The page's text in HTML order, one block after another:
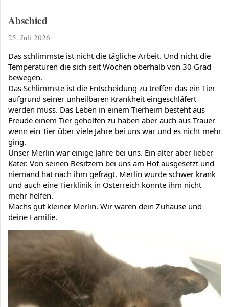
Abschied
25. Juli 2026
Das schlimmste ist nicht die tägliche Arbeit. Und nicht die
Temperaturen die sich seit Wochen oberhalb von 30 Grad
bewegen.
Das Schlimmste ist die Entscheidung zu treffen das ein Tier
aufgrund seiner unheilbaren Krankheit eingeschläfert
werden muss. Das Leben in einem Tierheim besteht aus
Freude einem Tier geholfen zu haben aber auch aus Trauer
wenn ein Tier über viele Jahre bei uns war und es nicht mehr
ging.
Unser Merlin war einige Jahre bei uns. Ein alter aber lieber
Kater. Von seinen Besitzern bei uns am Hof ausgesetzt und
niemand hat nach ihm gefragt. Merlin wurde schwer krank
und auch eine Tierklinik in Österreich konnte ihm nicht
mehr helfen.
Machs gut kleiner Merlin. Wir waren dein Zuhause und
deine Familie.